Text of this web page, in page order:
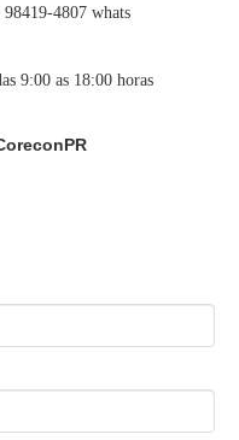
98419-4807 whats
9:00 as 18:00 horas